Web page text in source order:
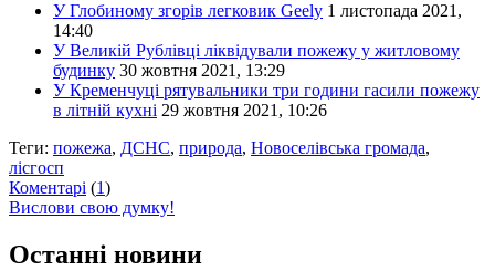
У Глобиному згорів легковик Geely 1 листопада 2021,
14:40
У Великій Рублівці ліквідували пожежу у житловому
будинку 30 жовтня 2021, 13:29
У Кременчуці рятувальники три години гасили пожежу
в літній кухні 29 жовтня 2021, 10:26
Теги: пожежа, ДСНС, природа, Новоселівська громада,
лісгосп
Коментарі (1)
Вислови свою думку!
Останні новини